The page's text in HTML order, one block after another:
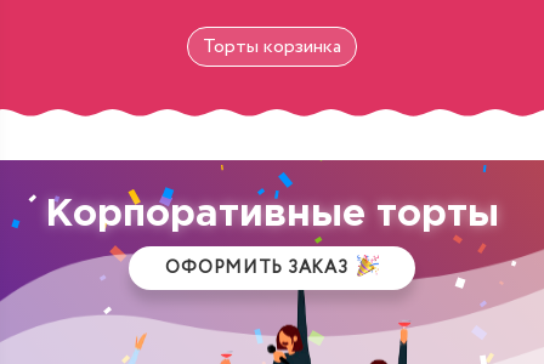
Торты корзинка
Корпоративные торты
ОФОРМИТЬ ЗАКАЗ